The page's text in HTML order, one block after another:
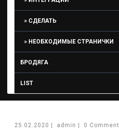
СДЕЛАТЬ
НЕОБХОДИМЫЕ СТРАНИЧКИ
БРОДЯГА
LIST
25.02.2020 admin 0 Comment